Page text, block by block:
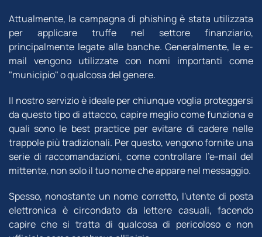
Attualmente, la campagna di phishing è stata utilizzata
per applicare truffe nel settore finanziario,
principalmente legate alle banche. Generalmente, le e-
mail vengono utilizzate con nomi importanti come
"municipio" o qualcosa del genere.
Il nostro servizio è ideale per chiunque voglia proteggersi
da questo tipo di attacco, capire meglio come funziona e
quali sono le best practice per evitare di cadere nelle
trappole più tradizionali. Per questo, vengono fornite una
serie di raccomandazioni, come controllare l'e-mail del
mittente, non solo il tuo nome che appare nel messaggio.
Spesso, nonostante un nome corretto, l'utente di posta
elettronica è circondato da lettere casuali, facendo
capire che si tratta di qualcosa di pericoloso e non